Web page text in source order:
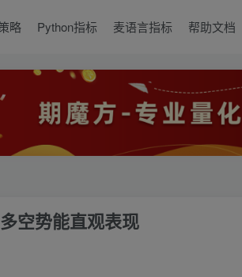
略 Python指标 麦语言指标 帮助文档
空势能直观表现